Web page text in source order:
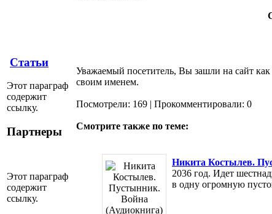
Статьи
Этот параграф
содержит
ссылку.
Партнеры
Этот параграф
содержит
ссылку.
Уважаемый посетитель, Вы зашли на сайт
своим именем.
Посмотрели: 169 | Прокомментировали: 0
Смотрите также по теме:
Никита Костылев.
2036 год. Идет
в одну огромную